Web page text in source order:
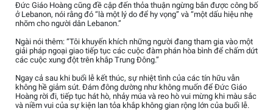
Đức Giáo Hoàng cũng đề cập đến thỏa thuận ngừng bắn được công bố
ở Lebanon, nói rằng đó “là một lý do để hy vọng” và “một dấu hiệu nhẹ
nhõm cho người dân Lebanon.”
Ngài nói thêm: “Tôi khuyến khích những người đang tham gia vào một
giải pháp ngoại giao tiếp tục các cuộc đàm phán hòa bình để chấm dứt
các cuộc xung đột trên khắp Trung Đông.”
Ngay cả sau khi buổi lễ kết thúc, sự nhiệt tình của các tín hữu vẫn
không hề giảm sút. Đám đông dường như không muốn để Đức Giáo
Hoàng rời đi, tiếp tục hát hò, nhảy múa và reo hò vui mừng khi màu sắc
và niềm vui của sự kiện lan tỏa khắp không gian rộng lớn của buổi lễ.